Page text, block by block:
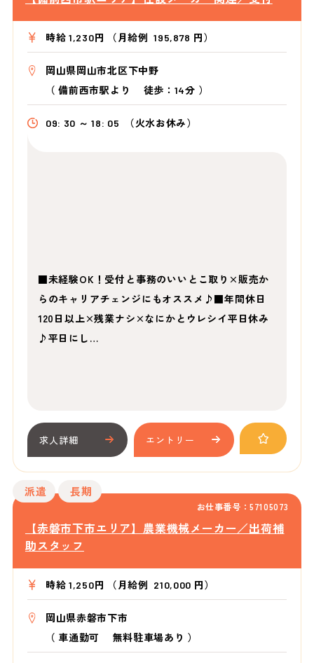
時給 1,230円 （月給例 195,878 円）
岡山県岡山市北区下中野
（備前西市駅より 徒歩：14分 ）
09: 30 ～ 18: 05 （火水お休み）
■未経験OK！受付と事務のいいとこ取り×販売か
らのキャリアチェンジにもオススメ♪■年間休日
120日以上×残業ナシ×なにかとウレシイ平日休み
♪平日にし…
求人詳細 エントリー
お仕事番号：57105073
派遣 長期
【赤磐市下市エリア】農業機械メーカー／出荷補
助スタッフ
時給 1,250円 （月給例 210,000 円）
岡山県赤磐市下市
（ 車通勤可 無料駐車場あり ）